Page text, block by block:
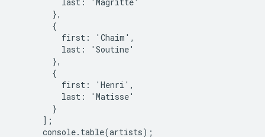
},
{
first: 'Chaim',
last: 'Soutine'
},
{
first: 'Henri',
last: 'Matisse'
}
];
console.table(artists);